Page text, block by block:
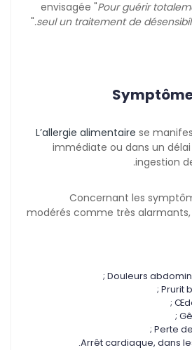
envisagée "Pour guérir
seul un traitement de
"
L’allergie alimentaire se
immédiate ou dans un délai
ingestion
Concernant les
modérés comme très
Douleurs
;
Prurit
Perte
Arrêt cardiaque, dans